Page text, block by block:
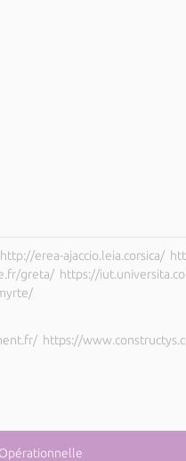
erea-ajaccio.leia.corsica/
greta/ https://
https://